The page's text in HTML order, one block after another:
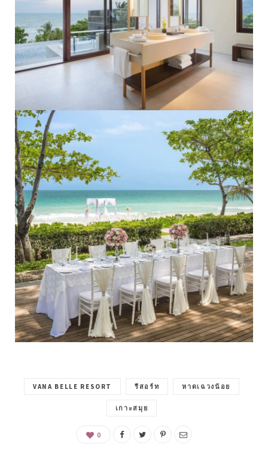
VANA BELLE RESORT รีสอร์ท หาดเฉวงน้อย
เกาะสมุย
0